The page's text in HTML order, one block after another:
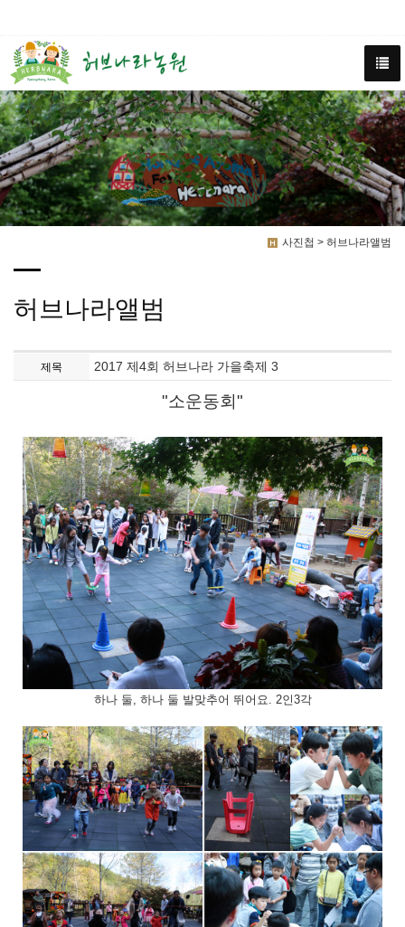
사진첩 > 허브나라앨범
허브나라앨범
제목 2017 제4회 허브나라 가을축제 3
"소운동회"
하나 둘, 하나 둘 발맞추어 뛰어요. 2인3각